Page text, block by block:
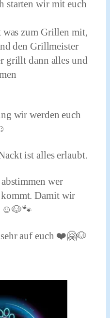
starten wir mit euch
was zum Grillen mit,
den Grillmeister
grillt dann alles und
wir werden euch
ist alles erlaubt.
wer
Damit wir
☺️🐶🐾
auf euch ❤️🤗🐶